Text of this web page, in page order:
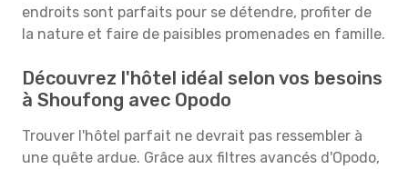
endroits sont parfaits pour se détendre, profiter de
la nature et faire de paisibles promenades en famille.
Découvrez l'hôtel idéal selon vos besoins
à Shoufong avec Opodo
Trouver l'hôtel parfait ne devrait pas ressembler à
une quête ardue. Grâce aux filtres avancés d'Opodo,